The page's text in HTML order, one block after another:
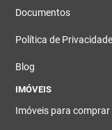
Documentos
Política de Privacidade
Blog
IMÓVEIS
Imóveis para comprar